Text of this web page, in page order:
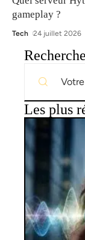
gameplay ?
Tech 24 juillet 2026
Recherche
Les plus